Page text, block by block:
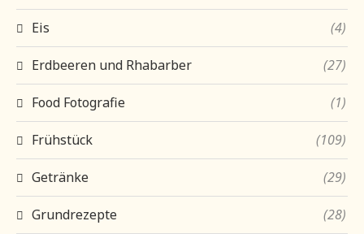
Eis (4)
Erdbeeren und Rhabarber (27)
Food Fotografie (1)
Frühstück (109)
Getränke (29)
Grundrezepte (28)